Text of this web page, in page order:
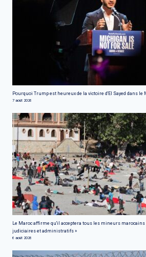
Pourquoi Trump est heureux de la victoire d'El Sayed dans le
7 août 2026
Le Maroc affirme qu'il acceptera tous les mineurs marocains
judiciaires et administratifs »
6 août 2026